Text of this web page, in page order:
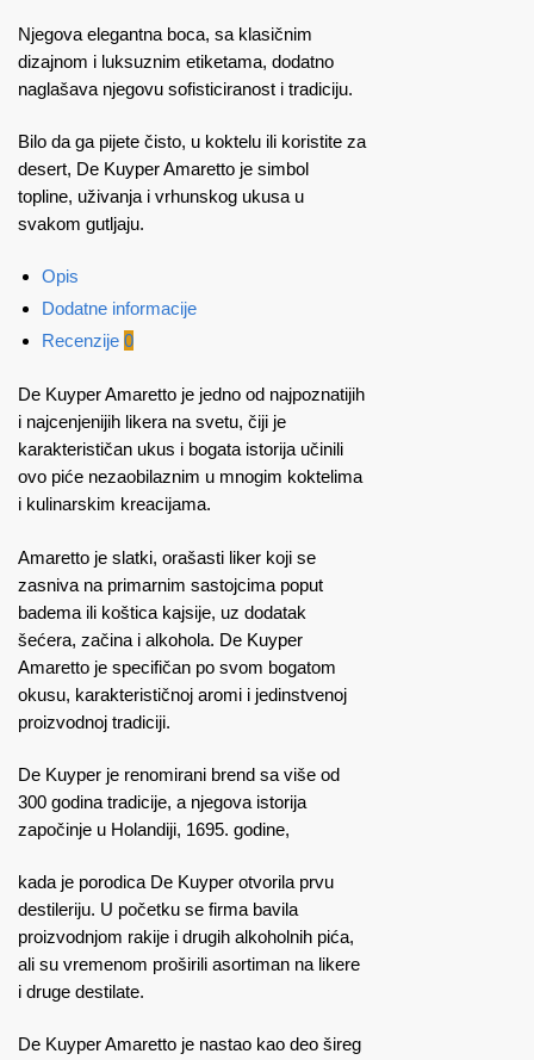
Njegova elegantna boca, sa klasičnim
dizajnom i luksuznim etiketama, dodatno
naglašava njegovu sofisticiranost i tradiciju.
Bilo da ga pijete čisto, u koktelu ili koristite za
desert, De Kuyper Amaretto je simbol
topline, uživanja i vrhunskog ukusa u
svakom gutljaju.
Opis
Dodatne informacije
Recenzije 0
De Kuyper Amaretto je jedno od najpoznatijih
i najcenjenijih likera na svetu, čiji je
karakterističan ukus i bogata istorija učinili
ovo piće nezaobilaznim u mnogim koktelima
i kulinarskim kreacijama.
Amaretto je slatki, orašasti liker koji se
zasniva na primarnim sastojcima poput
badema ili koštica kajsije, uz dodatak
šećera, začina i alkohola. De Kuyper
Amaretto je specifičan po svom bogatom
okusu, karakterističnoj aromi i jedinstvenoj
proizvodnoj tradiciji.
De Kuyper je renomirani brend sa više od
300 godina tradicije, a njegova istorija
započinje u Holandiji, 1695. godine,
kada je porodica De Kuyper otvorila prvu
destileriju. U početku se firma bavila
proizvodnjom rakije i drugih alkoholnih pića,
ali su vremenom proširili asortiman na likere
i druge destilate.
De Kuyper Amaretto je nastao kao deo šireg